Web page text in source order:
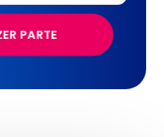
PARTE